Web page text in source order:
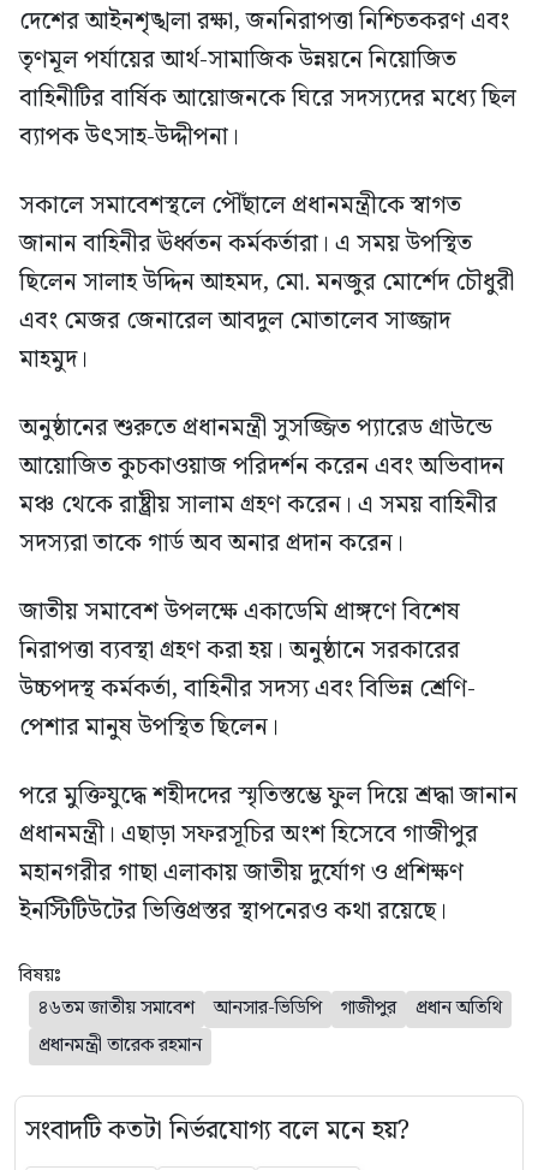
দেশের আইনশৃঙ্খলা রক্ষা, জননিরাপত্তা নিশ্চিতকরণ এবং
তৃণমূল পর্যায়ের আর্থ-সামাজিক উন্নয়নে নিয়োজিত
বাহিনীটির বার্ষিক আয়োজনকে ঘিরে সদস্যদের মধ্যে ছিল
ব্যাপক উৎসাহ-উদ্দীপনা।
সকালে সমাবেশস্থলে পৌঁছালে প্রধানমন্ত্রীকে স্বাগত
জানান বাহিনীর ঊর্ধ্বতন কর্মকর্তারা। এ সময় উপস্থিত
ছিলেন সালাহ উদ্দিন আহমদ, মো. মনজুর মোর্শেদ চৌধুরী
এবং মেজর জেনারেল আবদুল মোতালেব সাজ্জাদ
মাহমুদ।
অনুষ্ঠানের শুরুতে প্রধানমন্ত্রী সুসজ্জিত প্যারেড গ্রাউন্ডে
আয়োজিত কুচকাওয়াজ পরিদর্শন করেন এবং অভিবাদন
মঞ্চ থেকে রাষ্ট্রীয় সালাম গ্রহণ করেন। এ সময় বাহিনীর
সদস্যরা তাকে গার্ড অব অনার প্রদান করেন।
জাতীয় সমাবেশ উপলক্ষে একাডেমি প্রাঙ্গণে বিশেষ
নিরাপত্তা ব্যবস্থা গ্রহণ করা হয়। অনুষ্ঠানে সরকারের
উচ্চপদস্থ কর্মকর্তা, বাহিনীর সদস্য এবং বিভিন্ন শ্রেণি-
পেশার মানুষ উপস্থিত ছিলেন।
পরে মুক্তিযুদ্ধে শহীদদের স্মৃতিস্তম্ভে ফুল দিয়ে শ্রদ্ধা জানান
প্রধানমন্ত্রী। এছাড়া সফরসূচির অংশ হিসেবে গাজীপুর
মহানগরীর গাছা এলাকায় জাতীয় দুর্যোগ ও প্রশিক্ষণ
ইনস্টিটিউটের ভিত্তিপ্রস্তর স্থাপনেরও কথা রয়েছে।
বিষয়ঃ
৪৬তম জাতীয় সমাবেশ
আনসার-ভিডিপি গাজীপুর
প্রধান অতিথি
প্রধানমন্ত্রী তারেক রহমান
সংবাদটি কতটা নির্ভরযোগ্য বলে মনে হয়?